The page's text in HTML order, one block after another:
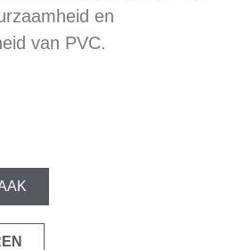
en
van PVC.